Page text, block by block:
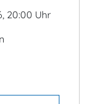
20:00 Uhr